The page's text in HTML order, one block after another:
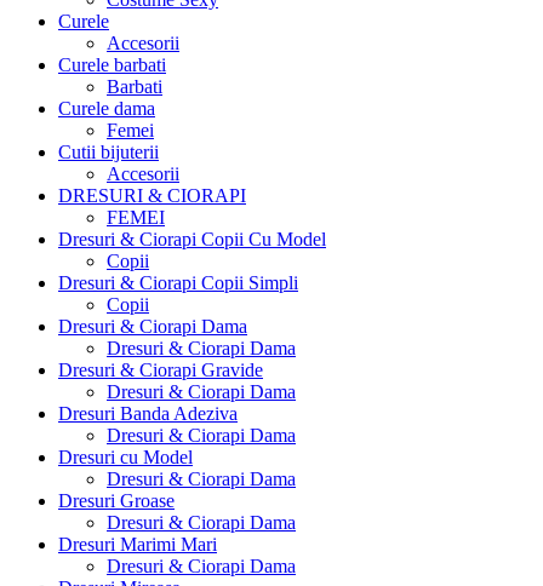
Curele
Accesorii
Curele barbati
Barbati
Curele dama
Femei
Cutii bijuterii
Accesorii
DRESURI & CIORAPI
FEMEI
Dresuri & Ciorapi Copii Cu Model
Copii
Dresuri & Ciorapi Copii Simpli
Copii
Dresuri & Ciorapi Dama
Dresuri & Ciorapi Dama
Dresuri & Ciorapi Gravide
Dresuri & Ciorapi Dama
Dresuri Banda Adeziva
Dresuri & Ciorapi Dama
Dresuri cu Model
Dresuri & Ciorapi Dama
Dresuri Groase
Dresuri & Ciorapi Dama
Dresuri Marimi Mari
Dresuri & Ciorapi Dama